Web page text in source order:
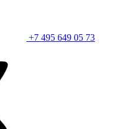
+7 495 649 05 73